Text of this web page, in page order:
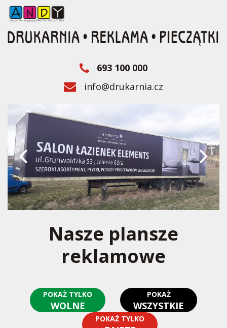
693 100 000
info@drukarnia.cz
Nasze plansze
reklamowe
POKAŻ TYLKO
WOLNE
POKAŻ
WSZYSTKIE
POKAŻ TYLKO